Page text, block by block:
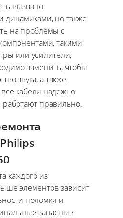
вызвано
динамиками, но также
на проблемы с
такими
или усилители,
заменить, чтобы
звука, а также
все кабели надежно
правильно.
каждого из
элементов зависит
поломки и
запасные